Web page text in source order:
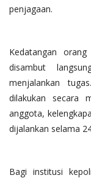
penjagaan.
Kedatangan
disambut
menjalankan
dilakukan secara
anggota,
dijalankan selama
Bagi institusi